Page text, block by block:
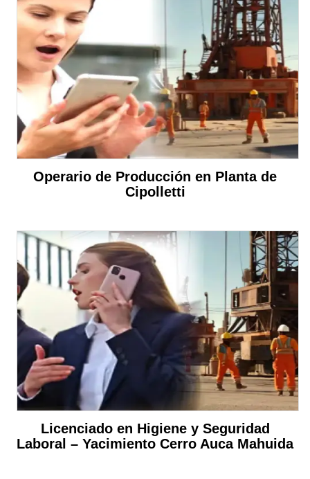
Operario de Producción en Planta de
Cipolletti
Licenciado en Higiene y Seguridad
Laboral – Yacimiento Cerro Auca Mahuida